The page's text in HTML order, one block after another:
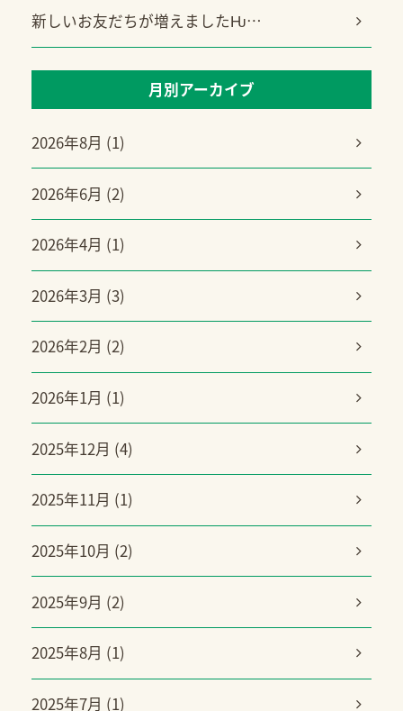
新しいお友だちが増えましたǶ…
月別アーカイブ
2026年8月 (1)
2026年6月 (2)
2026年4月 (1)
2026年3月 (3)
2026年2月 (2)
2026年1月 (1)
2025年12月 (4)
2025年11月 (1)
2025年10月 (2)
2025年9月 (2)
2025年8月 (1)
2025年7月 (1)